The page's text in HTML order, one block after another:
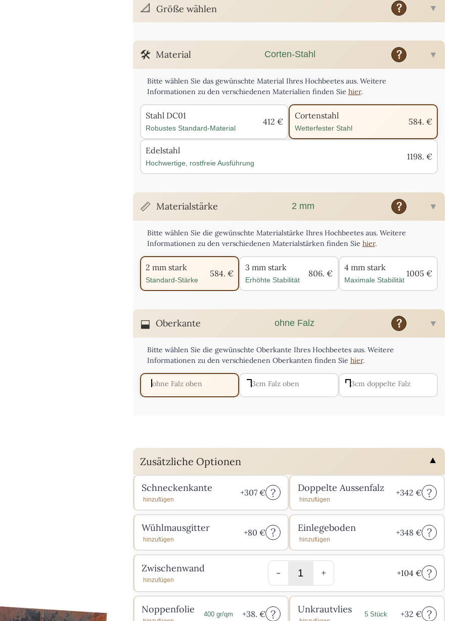
Größe wählen ?
Länge: Breite: Höhe:
Welche Höhe ist die Richtige?.
Material Corten-Stahl ?
Bitte wählen Sie das gewünschte Material Ihres Hochbeetes aus. Weitere
Informationen zu den verschiedenen Materialien finden Sie hier.
Stahl DC01
Robustes Standard-Material
412 €
Cortenstahl
Wetterfester Stahl
584. €
Edelstahl
Hochwertige, rostfreie Ausführung
1198. €
Materialstärke 2 mm ?
Bitte wählen Sie die gewünschte Materialstärke Ihres Hochbeetes aus. Weitere
Informationen zu den verschiedenen Materialstärken finden Sie hier.
2 mm stark
Standard-Stärke
584. €
3 mm stark
Erhöhte Stabilität
806. €
4 mm stark
Maximale Stabilität
1005 €
Oberkante ohne Falz ?
Bitte wählen Sie die gewünschte Oberkante Ihres Hochbeetes aus. Weitere
Informationen zu den verschiedenen Oberkanten finden Sie hier.
ohne Falz oben 3cm Falz oben 3cm doppelte Falz
Zusätzliche Optionen
Schneckenkante
hinzufügen
+307 € ? Doppelte Aussenfalz
hinzufügen
+342 € ?
Wühlmausgitter
hinzufügen
+80 € ? Einlegeboden
hinzufügen
+348 € ?
Zwischenwand
hinzufügen
- + +104 € ?
Noppenfolie 400 gr/qm +38. € ? Unkrautvlies 5 Stück +32 € ?